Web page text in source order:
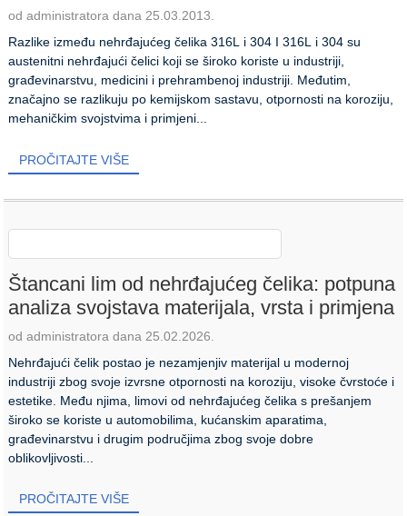
od administratora dana 25.03.2013.
Razlike između nehrđajućeg čelika 316L i 304 I 316L i 304 su
austenitni nehrđajući čelici koji se široko koriste u industriji,
građevinarstvu, medicini i prehrambenoj industriji. Međutim,
značajno se razlikuju po kemijskom sastavu, otpornosti na koroziju,
mehaničkim svojstvima i primjeni...
PROČITAJTE VIŠE
Štancani lim od nehrđajućeg čelika: potpuna
analiza svojstava materijala, vrsta i primjena
od administratora dana 25.02.2026.
Nehrđajući čelik postao je nezamjenjiv materijal u modernoj
industriji zbog svoje izvrsne otpornosti na koroziju, visoke čvrstoće i
estetike. Među njima, limovi od nehrđajućeg čelika s prešanjem
široko se koriste u automobilima, kućanskim aparatima,
građevinarstvu i drugim područjima zbog svoje dobre
oblikovljivosti...
PROČITAJTE VIŠE